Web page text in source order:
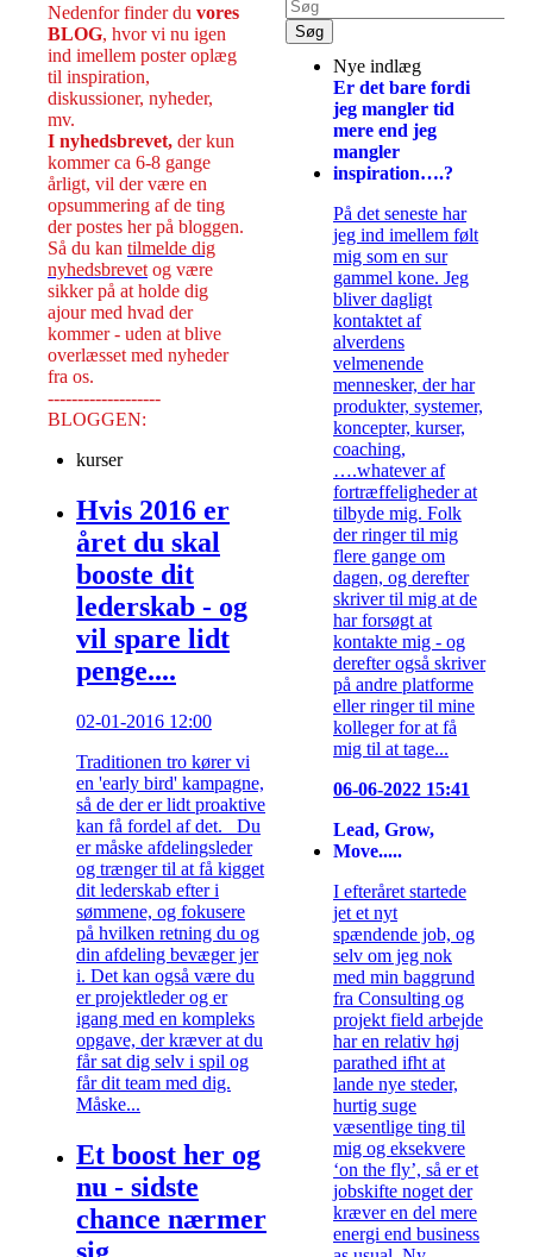
Nedenfor finder du vores
BLOG, hvor vi nu igen
ind imellem poster oplæg
til inspiration,
diskussioner, nyheder,
mv.
I nyhedsbrevet, der kun
kommer ca 6-8 gange
årligt, vil der være en
opsummering af de ting
der postes her på bloggen.
Så du kan tilmelde dig
nyhedsbrevet og være
sikker på at holde dig
ajour med hvad der
kommer - uden at blive
overlæsset med nyheder
fra os.
-------------------
BLOGGEN:
kurser
Hvis 2016 er
året du skal
booste dit
lederskab - og
vil spare lidt
penge....
02-01-2016 12:00
Traditionen tro kører vi
en 'early bird' kampagne,
så de der er lidt proaktive
kan få fordel af det. Du
er måske afdelingsleder
og trænger til at få kigget
dit lederskab efter i
sømmene, og fokusere
på hvilken retning du og
din afdeling bevæger jer
i. Det kan også være du
er projektleder og er
igang med en kompleks
opgave, der kræver at du
får sat dig selv i spil og
får dit team med dig.
Måske...
Et boost her og
nu - sidste
chance nærmer
sig
Nye indlæg
Er det bare fordi
jeg mangler tid
mere end jeg
mangler
inspiration….?
På det seneste har
jeg ind imellem følt
mig som en sur
gammel kone. Jeg
bliver dagligt
kontaktet af
alverdens
velmenende
mennesker, der har
produkter, systemer,
koncepter, kurser,
coaching,
….whatever af
fortræffeligheder at
tilbyde mig. Folk
der ringer til mig
flere gange om
dagen, og derefter
skriver til mig at de
har forsøgt at
kontakte mig - og
derefter også skriver
på andre platforme
eller ringer til mine
kolleger for at få
mig til at tage...
06-06-2022 15:41
Lead, Grow,
Move.....
I efteråret startede
jet et nyt
spændende job, og
selv om jeg nok
med min baggrund
fra Consulting og
projekt field arbejde
har en relativ høj
parathed ifht at
lande nye steder,
hurtig suge
væsentlige ting til
mig og eksekvere
‘on the fly’, så er et
jobskifte noget der
kræver en del mere
energi end business